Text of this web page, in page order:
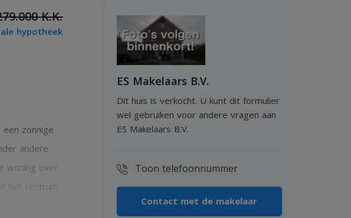
K.K.
hypotheek
zonnige
andere
woning over
het centrum
ES Makelaars B.V.
Dit huis is verkocht. U kunt dit formulier
wel gebruiken voor andere vragen aan
ES Makelaars B.V.
Toon telefoonnummer
Contact met de makelaar